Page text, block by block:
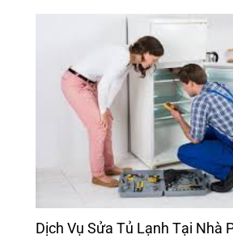
Dịch Vụ Sửa Tủ Lạnh Tại Nhà